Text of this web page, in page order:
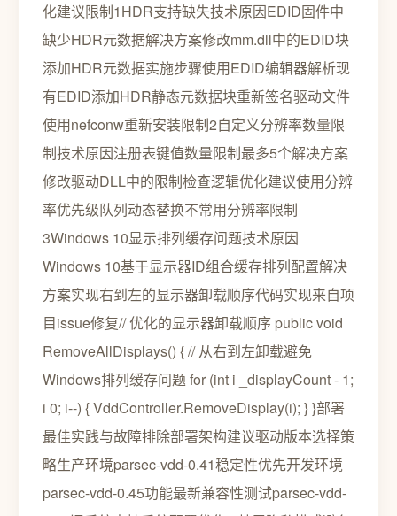
化建议限制1HDR支持缺失技术原因EDID固件中
缺少HDR元数据解决方案修改mm.dll中的EDID块
添加HDR元数据实施步骤使用EDID编辑器解析现
有EDID添加HDR静态元数据块重新签名驱动文件
使用nefconw重新安装限制2自定义分辨率数量限
制技术原因注册表键值数量限制最多5个解决方案
修改驱动DLL中的限制检查逻辑优化建议使用分辨
率优先级队列动态替换不常用分辨率限制
3Windows 10显示排列缓存问题技术原因
Windows 10基于显示器ID组合缓存排列配置解决
方案实现右到左的显示器卸载顺序代码实现来自项
目issue修复// 优化的显示器卸载顺序 public void
RemoveAllDisplays() { // 从右到左卸载避免
Windows排列缓存问题 for (int i _displayCount - 1;
i 0; i--) { VddController.RemoveDisplay(i); } }部署
最佳实践与故障排除部署架构建议驱动版本选择策
略生产环境parsec-vdd-0.41稳定性优先开发环境
parsec-vdd-0.45功能最新兼容性测试parsec-vdd-